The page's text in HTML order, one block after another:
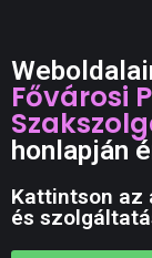
Fővárosi
honlapján
Kattintson az
és